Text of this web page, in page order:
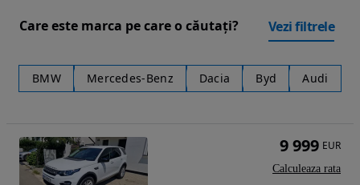
Care este marca pe care o căutați? Vezi filtrele
BMW Mercedes-Benz Dacia Byd Audi
9 999 EUR
Calculeaza rata